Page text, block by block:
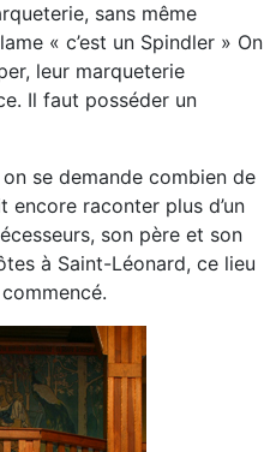
sans même
« c’est un Spindler » On
leur marqueterie
Il faut posséder un
se demande combien de
raconter plus d’un
son père et son
à Saint-Léonard, ce lieu